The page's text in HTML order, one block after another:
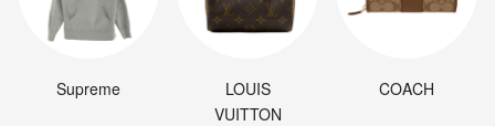
Supreme
LOUIS
VUITTON
COACH